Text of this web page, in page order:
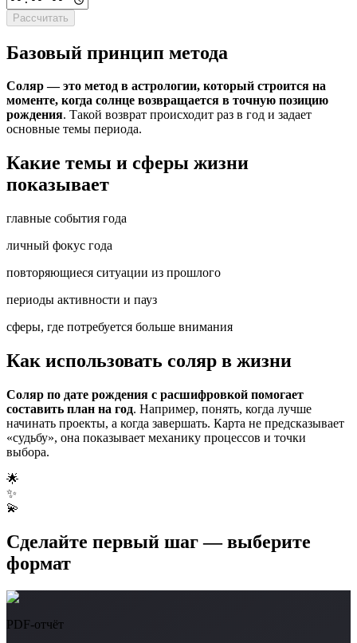
Рассчитать
Базовый принцип метода
Соляр — это метод в астрологии, который строится на
моменте, когда солнце возвращается в точную позицию
рождения. Такой возврат происходит раз в год и задает
основные темы периода.
Какие темы и сферы жизни
показывает
главные события года
личный фокус года
повторяющиеся ситуации из прошлого
периоды активности и пауз
сферы, где потребуется больше внимания
Как использовать соляр в жизни
Соляр по дате рождения с расшифровкой помогает
составить план на год. Например, понять, когда лучше
начинать проекты, а когда завершать. Карта не предсказывает
«судьбу», она показывает механику процессов и точки
выбора.
🌟
✨
💫
Сделайте первый шаг — выберите
формат
PDF-отчёт